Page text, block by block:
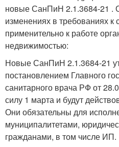
новые СанПиН 2.1.3684-21 .
изменениях в требованиях
применительно к работе
недвижимостью:
Новые СанПиН 2.1.3684-21
постановлением Главного
санитарного врача РФ от
силу 1 марта и будут
Они обязательны для
муниципалитетами,
гражданами, в том числе ИП.